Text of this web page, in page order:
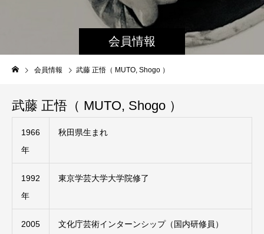
会員情報
会員情報 武藤 正悟（ MUTO, Shogo ）
武藤 正悟（ MUTO, Shogo ）
1966
年
秋田県生まれ
1992
年
東京学芸大学大学院修了
2005
文化庁芸術インターンシップ（国内研修員）